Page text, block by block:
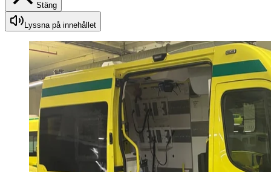
Stäng
Lyssna på innehållet